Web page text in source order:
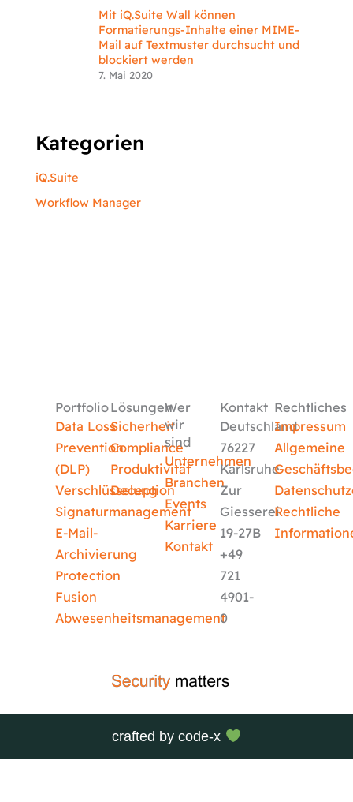
Mit iQ.Suite Wall können
Formatierungs-Inhalte einer MIME-
Mail auf Textmuster durchsucht und
blockiert werden
7. Mai 2020
Kategorien
iQ.Suite
Workflow Manager
Portfolio
Data Loss
Prevention
(DLP)
Verschlüsselung
Signaturmanagement
E-Mail-
Archivierung
Protection
Fusion
Abwesenheitsmanagement
Lösungen
Sicherheit
Compliance
Produktivität
Deception
Wer
wir
sind
Unternehmen
Branchen
Events
Karriere
Kontakt
Kontakt
Deutschland
76227
Karlsruhe
Zur
Giesserei
19-27B
+49
721
4901-
0
Rechtliches
Impressum
Allgemeine
Rechtliche
crafted bycode-x